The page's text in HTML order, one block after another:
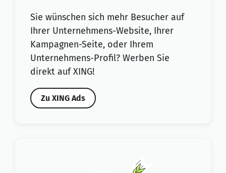
Sie wünschen sich mehr Besucher auf
Ihrer Unternehmens-Website, Ihrer
Kampagnen-Seite, oder Ihrem
Unternehmens-Profil? Werben Sie
direkt auf XING!
Zu XING Ads